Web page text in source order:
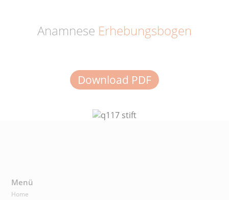
Anamnese Erhebungsbogen
Download PDF
Menü
Home